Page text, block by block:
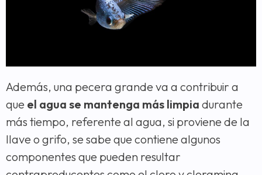
Además, una pecera grande va a contribuir a
que el agua se mantenga más limpia durante
más tiempo, referente al agua, si proviene de la
llave o grifo, se sabe que contiene algunos
componentes que pueden resultar